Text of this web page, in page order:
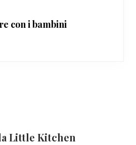
con i bambini
Little Kitchen